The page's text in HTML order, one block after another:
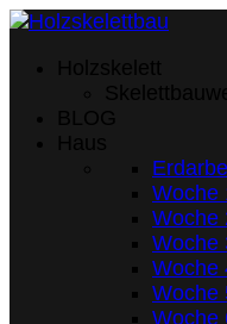
Woche
Woche
Woche
Woche
Woche
Woche